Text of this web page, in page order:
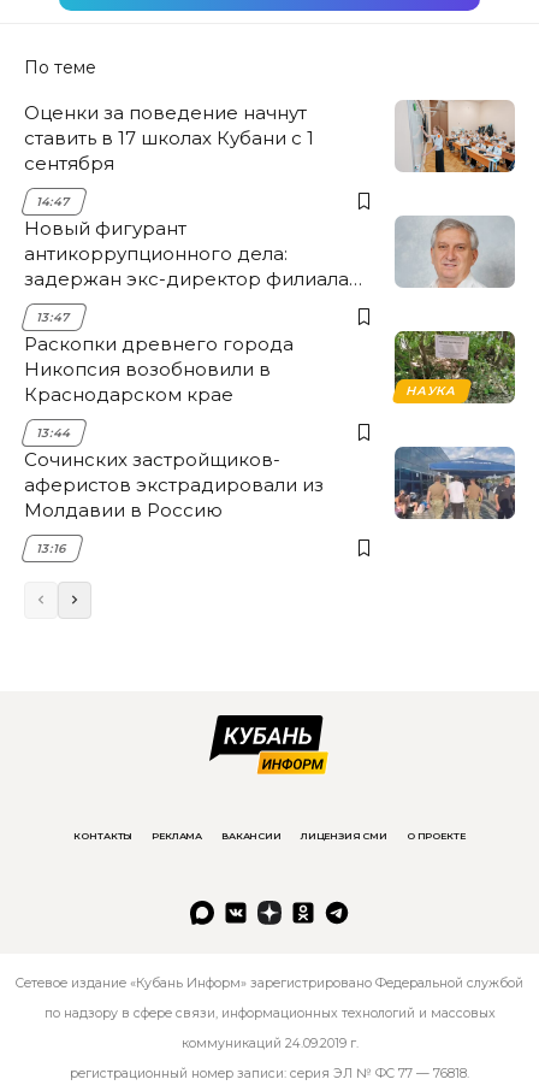
По теме
Оценки за поведение начнут
ставить в 17 школах Кубани с 1
сентября
14:47
Новый фигурант
антикоррупционного дела:
задержан экс-директор филиала
НЭСК Крымска
13:47
НАУКА
Раскопки древнего города
Никопсия возобновили в
Краснодарском крае
13:44
Сочинских застройщиков-
аферистов экстрадировали из
Молдавии в Россию
13:16
КОНТАКТЫ РЕКЛАМА ВАКАНСИИ ЛИЦЕНЗИЯ СМИ О ПРОЕКТЕ
Сетевое издание «Кубань Информ» зарегистрировано Федеральной службой
по надзору в сфере связи, информационных технологий и массовых
коммуникаций 24.09.2019 г.
регистрационный номер записи: серия ЭЛ № ФС 77 — 76818.